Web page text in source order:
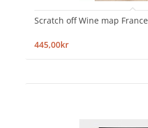
Scratch off Wine map France
445,00kr